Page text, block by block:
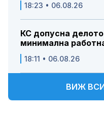
18:23 • 06.08.26
КС допусна
минимална
18:11 • 06.08.26
ВИЖ